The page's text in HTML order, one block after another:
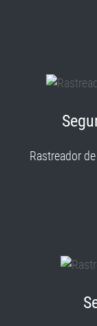
Rastreador